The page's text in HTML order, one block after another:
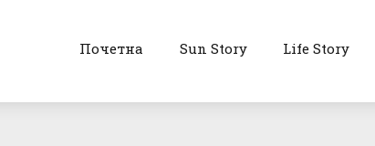
Почетна Sun Story Life Story